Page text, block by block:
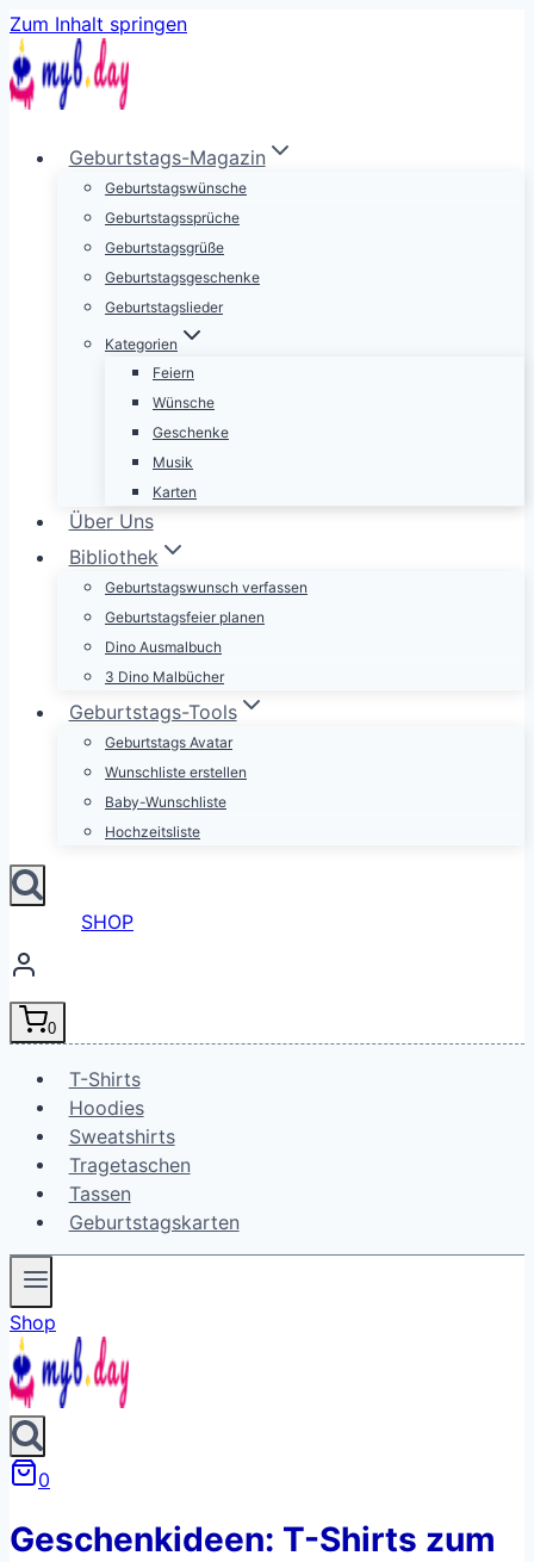
Zum Inhalt springen
Geburtstags-Magazin
Geburtstagswünsche
Geburtstagssprüche
Geburtstagsgrüße
Geburtstagsgeschenke
Geburtstagslieder
Kategorien
Feiern
Wünsche
Geschenke
Musik
Karten
Über Uns
Bibliothek
Geburtstagswunsch verfassen
Geburtstagsfeier planen
Dino Ausmalbuch
3 Dino Malbücher
Geburtstags-Tools
Geburtstags Avatar
Wunschliste erstellen
Baby-Wunschliste
Hochzeitsliste
SHOP
0
T-Shirts
Hoodies
Sweatshirts
Tragetaschen
Tassen
Geburtstagskarten
Shop
0
Geschenkideen: T-Shirts zum